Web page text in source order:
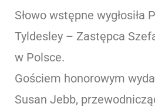
Słowo wstępne wygłosiła
Tyldesley – Zastępca
w Polsce.
Gościem honorowym
Susan Jebb,